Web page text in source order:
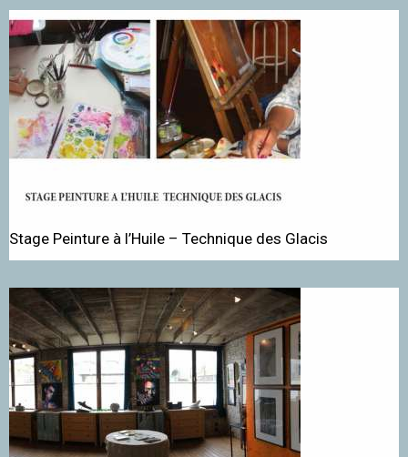
Stage Peinture à l’Huile – Technique des Glacis